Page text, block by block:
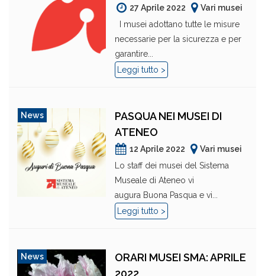
27 Aprile 2022
Vari musei
I musei adottano tutte le misure
necessarie per la sicurezza e per
garantire...
Leggi tutto >
News
PASQUA NEI MUSEI DI
ATENEO
12 Aprile 2022
Vari musei
Lo staff dei musei del Sistema
Museale di Ateneo vi
augura Buona Pasqua e vi...
Leggi tutto >
News
ORARI MUSEI SMA: APRILE
2022